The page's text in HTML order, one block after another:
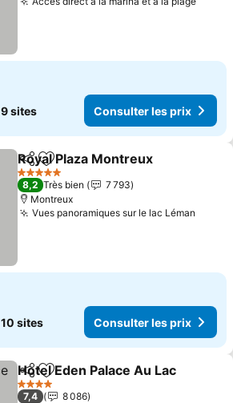
9 sites Consulter les prix
PartagerAjouter à mes favoris
Royal Plaza Montreux
5 Étoiles
8,2 Très bien
7 793
Montreux
Vues panoramiques sur le lac Léman
10 sites Consulter les prix
PartagerAjouter à mes favoris
Hotel Eden Palace Au Lac
4 Étoiles
7,4
8 086